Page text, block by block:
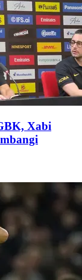
Xabi